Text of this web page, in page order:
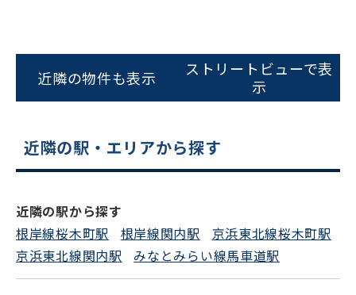
フォームでお問い合わせ
近隣の物件も表示
ストリートビューで表
示
近隣の駅・エリアから探す
近隣の駅から探す
根岸線桜木町駅
根岸線関内駅
京浜東北線桜木町駅
京浜東北線関内駅
みなとみらい線馬車道駅